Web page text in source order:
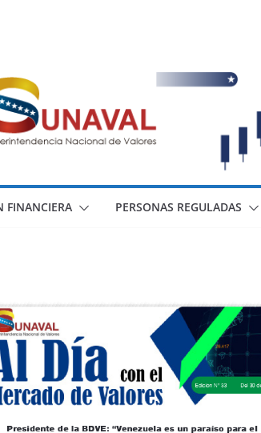
FINANCIERA PERSONAS REGULADAS